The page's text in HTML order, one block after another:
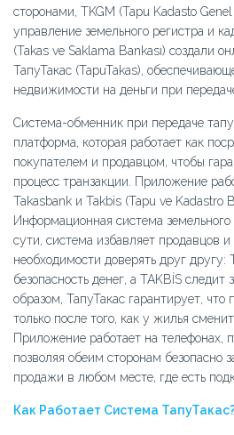
сторонами, TKGM (Tapu Kadasto
управление земельного регистра и
(Takas ve Saklama Bankası) создали
ТапуТакас (TapuTakas),
недвижимости на деньги при
Система-обменник при передаче
платформа, которая работает как
покупателем и продавцом, чтобы
процесс транзакции. Приложение
Takasbank и Takbis (Tapu ve Kadastro
Информационная система
сути, система избавляет продавцов и
необходимости доверять друг другу:
безопасность денег, а TAKBİS следит
образом, ТапуТакас гарантирует, что
только после того, как у жилья
Приложение работает на телефонах,
позволяя обеим сторонам безопасно
продажи в любом месте, где есть
Как Работает Система